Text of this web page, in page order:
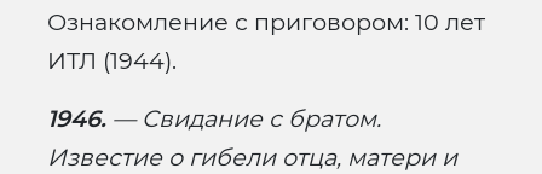
Ознакомление с приговором: 10 лет
ИТЛ (1944).
1946. — Свидание с братом.
Известие о гибели отца, матери и